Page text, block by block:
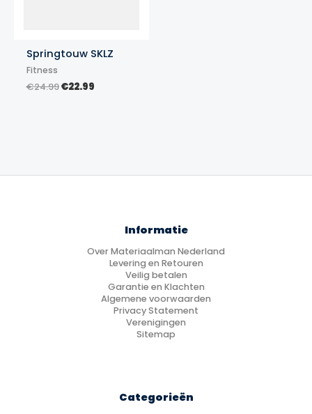
Springtouw SKLZ
Fitness
€24.99Oorspronkelijke
€22.99Huidige
Informatie
Over Materiaalman Nederland
Levering en Retouren
Veilig betalen
Garantie en Klachten
Algemene voorwaarden
Privacy Statement
Verenigingen
Sitemap
Categorieën